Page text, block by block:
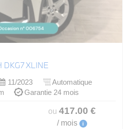
DKG7 XLINE
11/2023
Automatique
Garantie 24 mois
ou 417.00 €
/ mois i